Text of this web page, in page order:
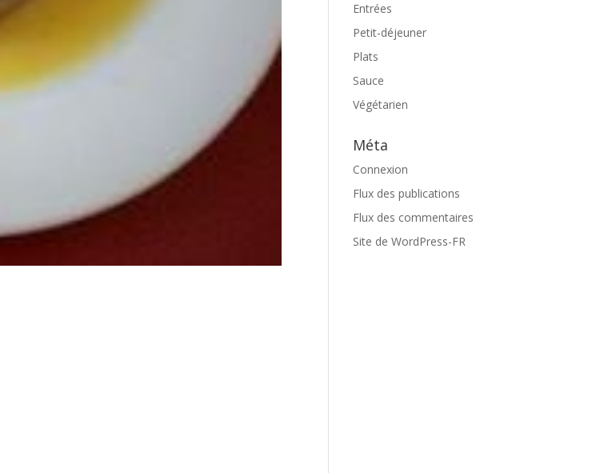
Entrées
Petit-déjeuner
Plats
Sauce
Végétarien
Méta
Connexion
Flux des publications
Flux des commentaires
Site de WordPress-FR